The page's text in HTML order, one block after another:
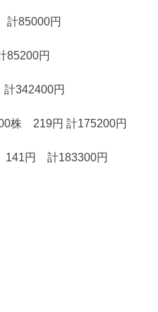
85000円
円
342400円
株 219円 計175200円
円 計183300円